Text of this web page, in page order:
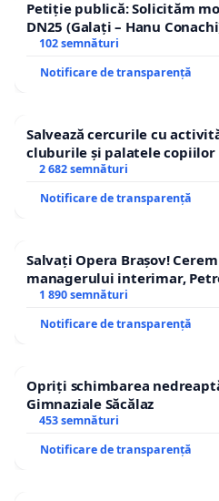
Petiție publică: Solicităm
DN25 (Galați – Hanu
traseului în afara
102 semnături
Notificare de transparență
Salvează cercurile cu
cluburile și palatele copiilor
2 682 semnături
Notificare de transparență
Salvați Opera Brașov!
managerului interimar,
1 890 semnături
Notificare de transparență
Opriți schimbarea
Gimnaziale Săcălaz
453 semnături
Notificare de transparență